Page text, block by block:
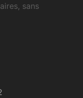
sans